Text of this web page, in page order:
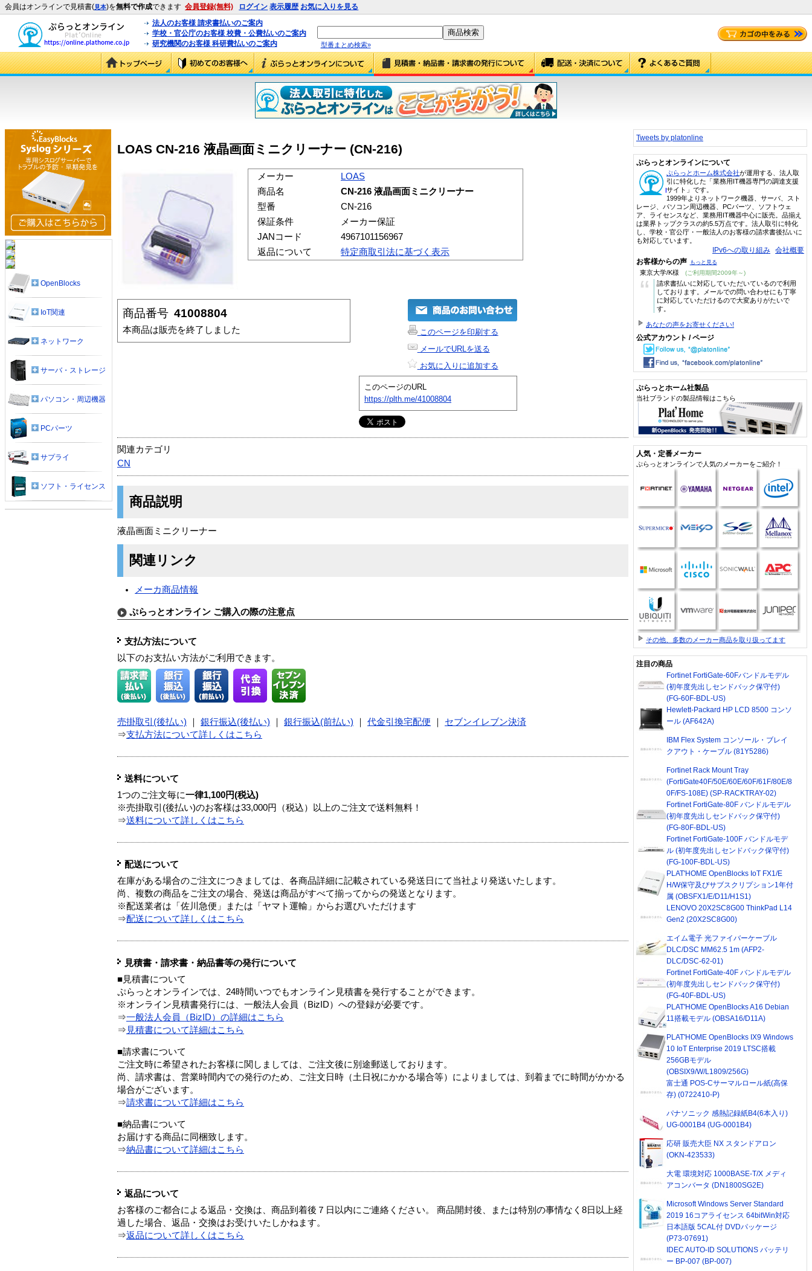
会員はオンラインで見積書(見本)を無料で作成できます 会員登録(無料) ログイン 表示履歴 お気に入りを見る
法人のお客様 請求書払いのご案内
学校・官公庁のお客様 校費・公費払いのご案内
研究機関のお客様 科研費払いのご案内
型番まとめ検索»
LOAS CN-216 液晶画面ミニクリーナー (CN-216)
メーカー
LOAS
商品名
CN-216 液晶画面ミニクリーナー
型番
CN-216
保証条件
メーカー保証
JANコード
4967101156967
返品について
特定商取引法に基づく表示
商品番号 41008804
本商品は販売を終了しました
このページを印刷する
メールでURLを送る
お気に入りに追加する
このページのURL
https://plth.me/41008804
関連カテゴリ
CN
商品説明
液晶画面ミニクリーナー
関連リンク
メーカ商品情報
ぷらっとオンライン ご購入の際の注意点
支払方法について
以下のお支払い方法がご利用できます。
売掛取引(後払い) 銀行振込(後払い) 銀行振込(前払い) 代金引換宅配便
セブンイレブン決済
⇒支払方法について詳しくはこちら
送料について
1つのご注文毎に一律1,100円(税込)
※売掛取引(後払い)のお客様は33,000円（税込）以上のご注文で送料無料！
⇒送料について詳しくはこちら
配送について
在庫がある場合のご注文につきましては、各商品詳細に記載されている発送日にて当社より発送いたします。
尚、複数の商品をご注文の場合、発送は商品がすべて揃ってからの発送となります。
※配送業者は「佐川急便」または「ヤマト運輸」からお選びいただけます
⇒配送について詳しくはこちら
見積書・請求書・納品書等の発行について
■見積書について
ぷらっとオンラインでは、24時間いつでもオンライン見積書を発行することができます。
※オンライン見積書発行には、一般法人会員（BizID）への登録が必要です。
⇒一般法人会員（BizID）の詳細はこちら
⇒ 見積書について詳細はこちら
■請求書について
ご注文時に希望されたお客様に関しましては、ご注文後に別途郵送しております。
尚、請求書は、営業時間内での発行のため、ご注文日時（土日祝にかかる場合等）によりましては、到着までに時間がかかる
場合がございます。
⇒請求書について詳細はこちら
■納品書について
お届けする商品に同梱致します。
⇒納品書について詳細はこちら
返品について
お客様のご都合による返品・交換は、商品到着後７日以内にご連絡ください。 商品開封後、または特別の事情なく8日以上経
過した場合、返品・交換はお受けいたしかねます。
⇒返品について詳しくはこちら
OpenBlocks
IoT関連
ネットワーク
サーバ・ストレージ
パソコン・周辺機器
PCパーツ
サプライ
ソフト・ライセンス
Tweets by platonline
ぷらっとオンラインについて
ぷらっとホーム株式会社が運用する、法人取
引に特化した「業務用IT機器専門の調達支援
サイト」です。
1999年よりネットワーク機器、サーバ、スト
レージ、パソコン周辺機器、PCパーツ、ソフトウェ
ア、ライセンスなど、業務用IT機器中心に販売。品揃え
は業界トップクラスの約5.5万点です。法人取引に特化
し、学校・官公庁・一般法人のお客様の請求書後払いに
も対応しています。
IPv6への取り組み 会社概要
お客様からの声 もっと見る
東京大学/K様 (ご利用期間2009年～)
“
請求書払いに対応していただいているので利用
しております。メールでの問い合わせにも丁寧
に対応していただけるので大変ありがたいで
す。
あなたの声をお寄せください!
公式アカウント / ページ
ぷらっとホーム社製品
当社ブランドの製品情報はこちら
人気・定番メーカー
ぷらっとオンラインで人気のメーカーをご紹介！
その他、多数のメーカー商品を取り扱ってます
注目の商品
Fortinet FortiGate-60Fバンドルモデル
(初年度先出しセンドバック保守付)
(FG-60F-BDL-US)
Hewlett-Packard HP LCD 8500 コンソ
ール (AF642A)
IBM Flex System コンソール・ブレイ
クアウト・ケーブル (81Y5286)
Fortinet Rack Mount Tray
(FortiGate40F/50E/60E/60F/61F/80E/8
0F/FS-108E) (SP-RACKTRAY-02)
Fortinet FortiGate-80F バンドルモデル
(初年度先出しセンドバック保守付)
(FG-80F-BDL-US)
Fortinet FortiGate-100F バンドルモデ
ル (初年度先出しセンドバック保守付)
(FG-100F-BDL-US)
PLAT'HOME OpenBlocks IoT FX1/E
H/W保守及びサブスクリプション1年付
属 (OBSFX1/E/D11/H1S1)
LENOVO 20X2SC8G00 ThinkPad L14
Gen2 (20X2SC8G00)
エイム電子 光ファイバーケーブル
DLC/DSC MM62.5 1m (AFP2-
DLC/DSC-62-01)
Fortinet FortiGate-40F バンドルモデル
(初年度先出しセンドバック保守付)
(FG-40F-BDL-US)
PLAT'HOME OpenBlocks A16 Debian
11搭載モデル (OBSA16/D11A)
PLAT'HOME OpenBlocks IX9 Windows
10 IoT Enterprise 2019 LTSC搭載
256GBモデル
(OBSIX9/W/L1809/256G)
富士通 POS-Cサーマルロール紙(高保
存) (0722410-P)
パナソニック 感熱記録紙B4(6本入り)
UG-0001B4 (UG-0001B4)
応研 販売大臣 NX スタンドアロン
(OKN-423533)
大電 環境対応 1000BASE-T/X メディ
アコンバータ (DN1800SG2E)
Microsoft Windows Server Standard
2019 16コアライセンス 64bitWin対応
日本語版 5CAL付 DVDパッケージ
(P73-07691)
IDEC AUTO-ID SOLUTIONS バッテリ
ー BP-007 (BP-007)